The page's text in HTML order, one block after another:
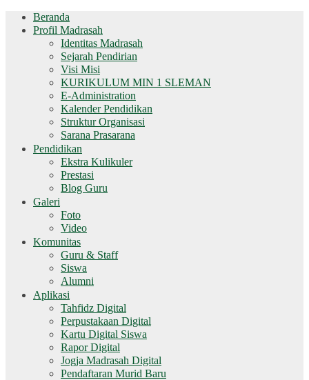
Beranda
Profil Madrasah
Identitas Madrasah
Sejarah Pendirian
Visi Misi
KURIKULUM MIN 1 SLEMAN
E-Administration
Kalender Pendidikan
Struktur Organisasi
Sarana Prasarana
Pendidikan
Ekstra Kulikuler
Prestasi
Blog Guru
Galeri
Foto
Video
Komunitas
Guru & Staff
Siswa
Alumni
Aplikasi
Tahfidz Digital
Perpustakaan Digital
Kartu Digital Siswa
Rapor Digital
Jogja Madrasah Digital
Pendaftaran Murid Baru